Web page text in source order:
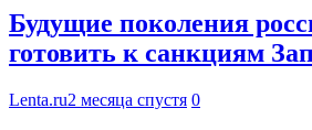
Будущие поколения
готовить к санкциям
Lenta.ru2 месяца спустя 0